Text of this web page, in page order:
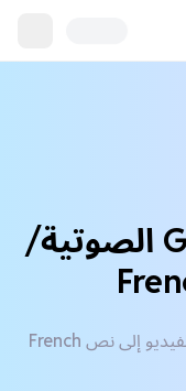
ترجم ملفات German الصوتية/
حوّل بسهولة ملفات German الصوتية/الفيديو إلى نص French